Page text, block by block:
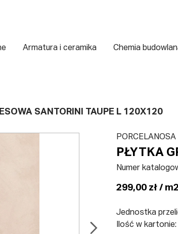
Armatura i ceramika Chemia
SANTORINI TAUPE L 120X120
PORCELANOSA
PŁYTKA
Numer
299,00 zł / m2
Jednostka
Ilość w